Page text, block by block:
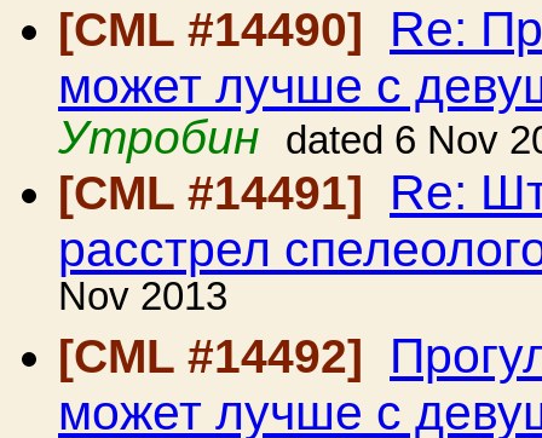
[CML #14490] Re:
может лучше с
Утробин
dated 6 Nov
[CML #14491] Re:
расстрел
Nov 2013
[CML #14492]
может лучше с